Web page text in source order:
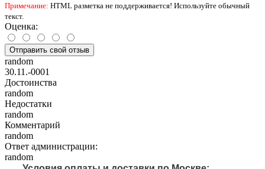
Примечание: HTML разметка не поддерживается! Используйте обычный
текст.
Оценка:
Отправить свой отзыв
random
30.11.-0001
Достоинства
random
Недостатки
random
Комментарий
random
Ответ администрации:
random